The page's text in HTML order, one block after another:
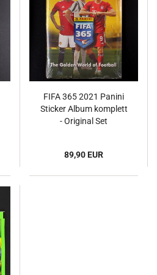
FIFA 365 2021 Panini
Sticker Album komplett
- Original Set
89,90 EUR